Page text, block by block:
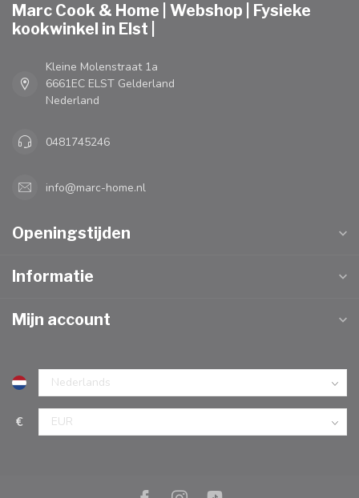
Marc Cook & Home | Webshop | Fysieke
kookwinkel in Elst |
Kleine Molenstraat 1a
6661EC ELST Gelderland
Nederland
0481745246
info@marc-home.nl
Openingstijden
Informatie
Mijn account
€